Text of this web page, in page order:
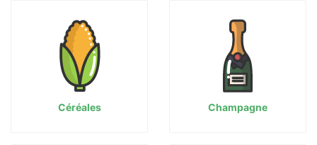
Céréales Champagne